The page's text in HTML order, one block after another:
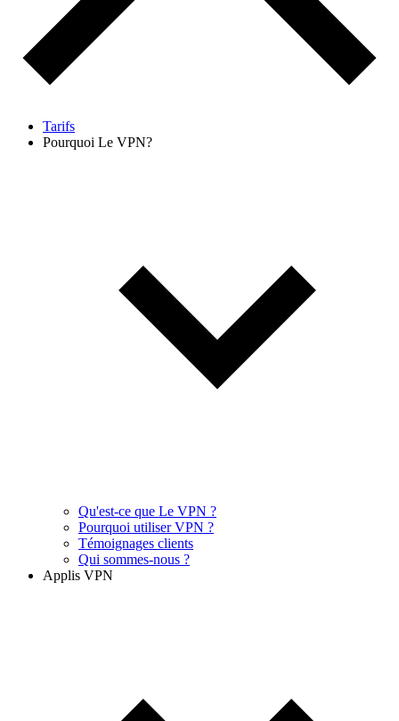
Tarifs
Pourquoi Le VPN?
Qu'est-ce que Le VPN ?
Pourquoi utiliser VPN ?
Témoignages clients
Qui sommes-nous ?
Applis VPN